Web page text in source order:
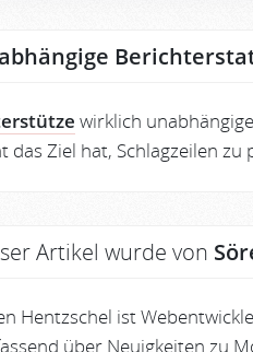
wirklich
das Ziel hat, Schlagzeilen
Artikel wurde von
Hentzschel ist
über Neuigkeiten zu